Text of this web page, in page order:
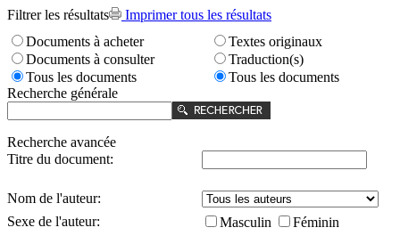
Filtrer les résultats
Imprimer tous les résultats
Documents à acheter
Documents à consulter
Tous les documents
Textes originaux
Traduction(s)
Tous les documents
Recherche générale
Recherche avancée
Titre du document:
Nom de l'auteur:
Sexe de l'auteur:
Masculin Féminin